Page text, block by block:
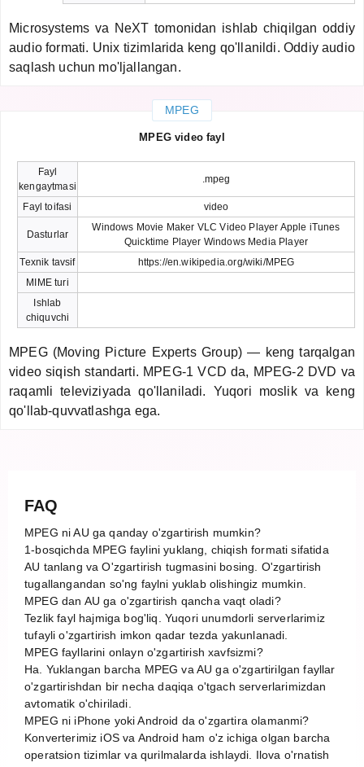
Microsystems va NeXT tomonidan ishlab chiqilgan oddiy
audio formati. Unix tizimlarida keng qo'llanildi. Oddiy audio
saqlash uchun mo'ljallangan.
MPEG
MPEG video fayl
Fayl
kengaytmasi
.mpeg
Fayl toifasi video
Dasturlar
Windows Movie Maker VLC Video Player Apple iTunes
Quicktime Player Windows Media Player
Texnik tavsif
https://en.wikipedia.org/wiki/MPEG
MIME turi
Ishlab
chiquvchi
MPEG (Moving Picture Experts Group) — keng tarqalgan
video siqish standarti. MPEG-1 VCD da, MPEG-2 DVD va
raqamli televiziyada qo'llaniladi. Yuqori moslik va keng
qo'llab-quvvatlashga ega.
FAQ
MPEG ni AU ga qanday o'zgartirish mumkin?
1-bosqichda MPEG faylini yuklang, chiqish formati sifatida
AU tanlang va O'zgartirish tugmasini bosing. O'zgartirish
tugallangandan so'ng faylni yuklab olishingiz mumkin.
MPEG dan AU ga o'zgartirish qancha vaqt oladi?
Tezlik fayl hajmiga bog'liq. Yuqori unumdorli serverlarimiz
tufayli o'zgartirish imkon qadar tezda yakunlanadi.
MPEG fayllarini onlayn o'zgartirish xavfsizmi?
Ha. Yuklangan barcha MPEG va AU ga o'zgartirilgan fayllar
o'zgartirishdan bir necha daqiqa o'tgach serverlarimizdan
avtomatik o'chiriladi.
MPEG ni iPhone yoki Android da o'zgartira olamanmi?
Konverterimiz iOS va Android ham o'z ichiga olgan barcha
operatsion tizimlar va qurilmalarda ishlaydi. Ilova o'rnatish